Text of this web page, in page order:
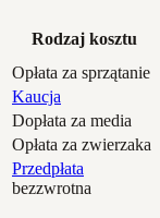
Rodzaj kosztu
Opłata za sprzątanie
Kaucja
Dopłata za media
Opłata za zwierzaka
Przedpłata
bezzwrotna